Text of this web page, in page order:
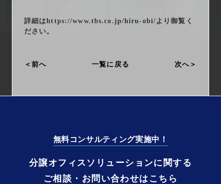
最新情報 arrow_right_alt
プライバシーポリシー
勧誘方針
詳細はhttps://www.tbs.co.jp/hiru-obi/より御覧く
ださい。
前へ 一覧に戻る 次へ
無料コンサルティング実施中！
分譲オフィスソリューションに関する
ご相談・お問い合わせはこちら